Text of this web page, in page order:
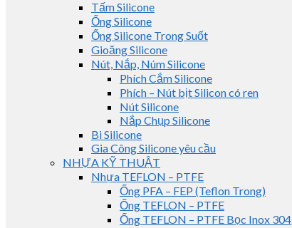
Tấm Silicone
Ống Silicone
Ống Silicone Trong Suốt
Gioăng Silicone
Nút, Nắp, Núm Silicone
Phích Cắm Silicone
Phích – Nút bịt Silicon có ren
Nút Silicone
Nắp Chụp Silicone
Bi Silicone
Gia Công Silicone yêu cầu
NHỰA KỸ THUẬT
Nhựa TEFLON – PTFE
Ống PFA – FEP (Teflon Trong)
Ống TEFLON – PTFE
Ống TEFLON – PTFE Bọc Inox 304